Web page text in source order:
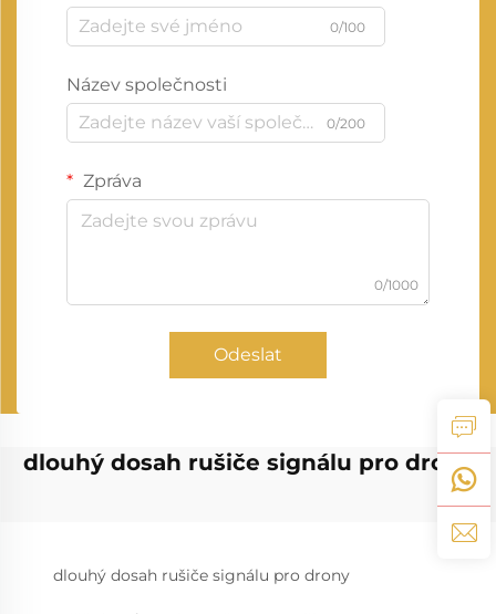
0/100
Název společnosti
0/200
Zpráva
0/1000
Odeslat
dlouhý dosah rušiče signálu pro drony
dlouhý dosah rušiče signálu pro drony